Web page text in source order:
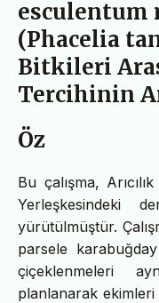
esculentum
(Phacelia
Bitkileri
Tercihinin
Öz
Bu çalışma,
Yerleşkesindeki
yürütülmüştür.
parsele
çiçeklenmeleri
planlanarak ekimleri